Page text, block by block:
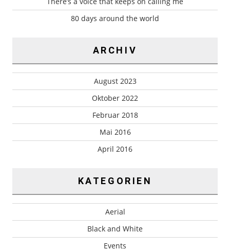
80 days around the world
ARCHIV
August 2023
Oktober 2022
Februar 2018
Mai 2016
April 2016
KATEGORIEN
Aerial
Black and White
Events